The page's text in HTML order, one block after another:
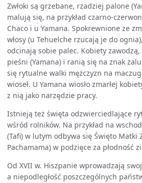
Zwłoki są grzebane, rzadziej palone
malują się, na przykład czarno-
Chaco i u Yamana. Spokrewnione ze
włosy (u Tehuelche rzucają je do
odcinają sobie palec. Kobiety zawodzą,
pieśni (Yamana) i ranią się na znak
się rytualne walki mężczyzn na
wioseł. U Yamana wiosło zmarłej
z nią jako narzędzie pracy.
Istnieją też święta odzwierciedlające
wśród rolników. Na przykład na
(Tafi) w lutym odbywa się Święto Matki
Pachamama) w podzięce za płodność
Od XVII w. Hiszpanie wprowadzają
a niepodległość poszczególnych